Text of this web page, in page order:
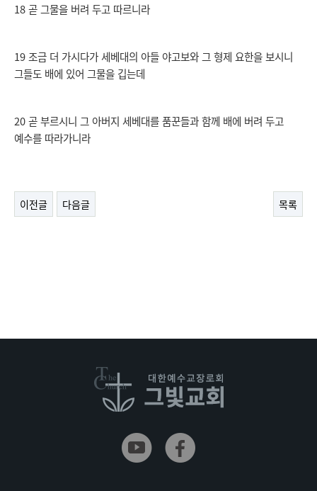
18 곧 그물을 버려 두고 따르니라
19 조금 더 가시다가 세베대의 아들 야고보와 그 형제 요한을 보시니
그들도 배에 있어 그물을 깁는데
20 곧 부르시니 그 아버지 세베대를 품꾼들과 함께 배에 버려 두고
예수를 따라가니라
이전글 다음글 목록